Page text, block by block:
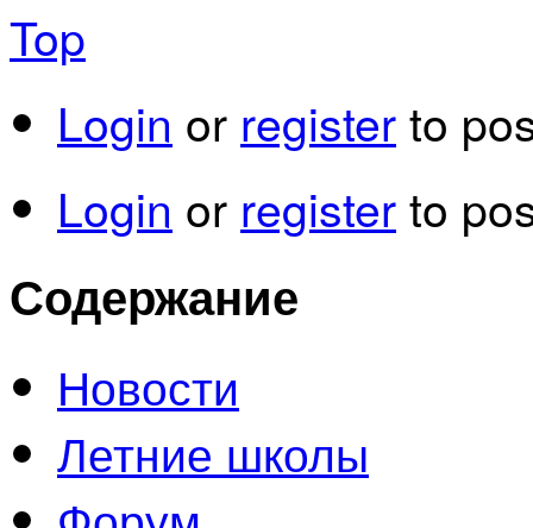
Top
Login or registerto
Login or registerto
Содержание
Новости
Летние школы